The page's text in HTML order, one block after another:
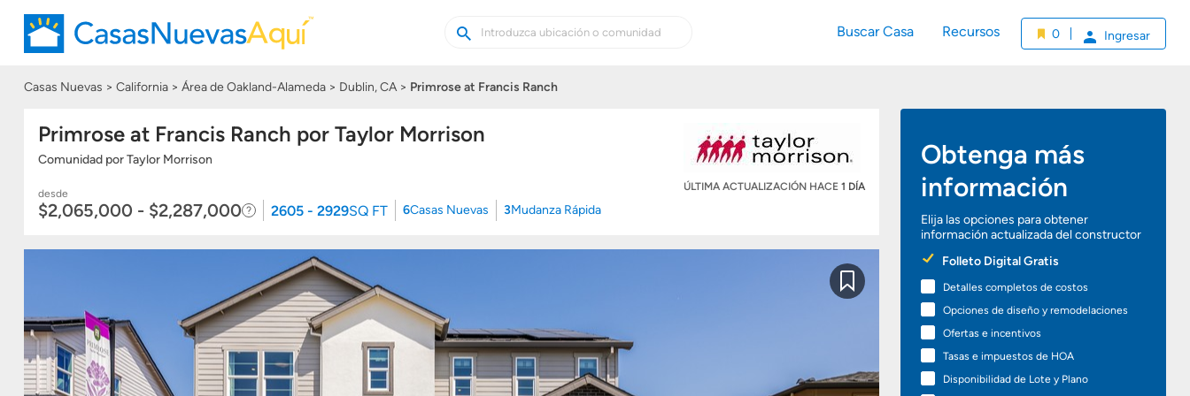
Buscar
casas
Buscar
Buscar Casa Recursos 0 Ingresar
Casas Nuevas California Área de Oakland-Alameda Dublin, CA Primrose at Francis Ranch
Primrose at Francis Ranch por Taylor Morrison
Comunidad porTaylor Morrison
ÚLTIMA ACTUALIZACIÓN HACE 1 DÍA
desde
$2,065,000 - $2,287,000 2605 - 2929SQ FT 6Casas Nuevas 3Mudanza Rápida
Obtenga más
información
Elija las opciones para obtener
información actualizada del constructor
Preferred
Options
Folleto Digital Gratis
Detalles completos de costos
Opciones de diseño y remodelaciones
Ofertas e incentivos
Tasas e impuestos de HOA
Disponibilidad de Lote y Plano
Guardar